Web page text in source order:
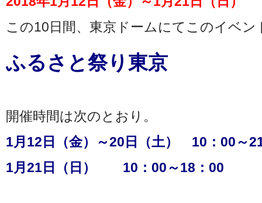
この10日間、東京ドームにてこのイベン
ふるさと祭り東京
開催時間は次のとおり。
1月12日（金）～20日（土） 10：00～
1月21日（日） 10：00～18：00